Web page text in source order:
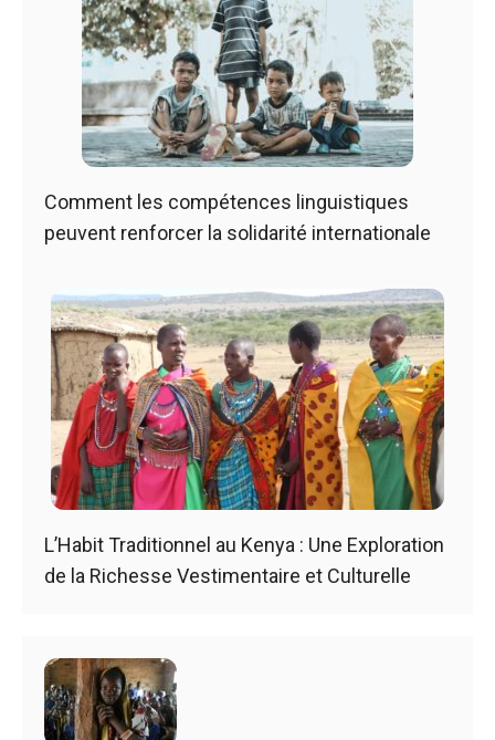
Comment les compétences linguistiques
peuvent renforcer la solidarité internationale
L’Habit Traditionnel au Kenya : Une Exploration
de la Richesse Vestimentaire et Culturelle